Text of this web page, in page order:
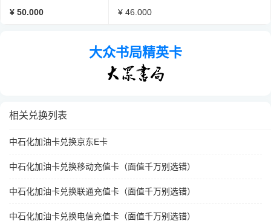
¥ 50.000 ¥ 46.000
大众书局精英卡
相关兑换列表
中石化加油卡兑换京东E卡
中石化加油卡兑换移动充值卡（面值千万别选错）
中石化加油卡兑换联通充值卡（面值千万别选错）
中石化加油卡兑换电信充值卡（面值千万别选错）